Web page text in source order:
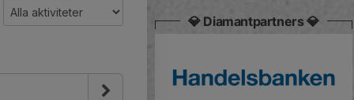
💎 Diamantpartners 💎